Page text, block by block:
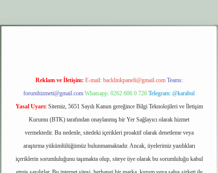
elexbet giriş
Reklam ve İletişim: E-mail: backlinkpaneli@gmail.com Teams:
forumhizmeti@gmail.com Whatsapp: 0262 606 0 726 Telegram: @karabul
Yasal Uyarı: Sitemiz, 5651 Sayılı Kanun gereğince Bilgi Teknolojileri ve İletişim
Kurumu (BTK) tarafından onaylanmış bir Yer Sağlayıcı olarak hizmet
vermektedir. Bu nedenle, sitedeki içerikleri proaktif olarak denetleme veya
araştırma yükümlülüğümüz bulunmamaktadır. Ancak, üyelerimiz yazdıkları
içeriklerin sorumluluğunu taşımakta olup, siteye üye olarak bu sorumluluğu kabul